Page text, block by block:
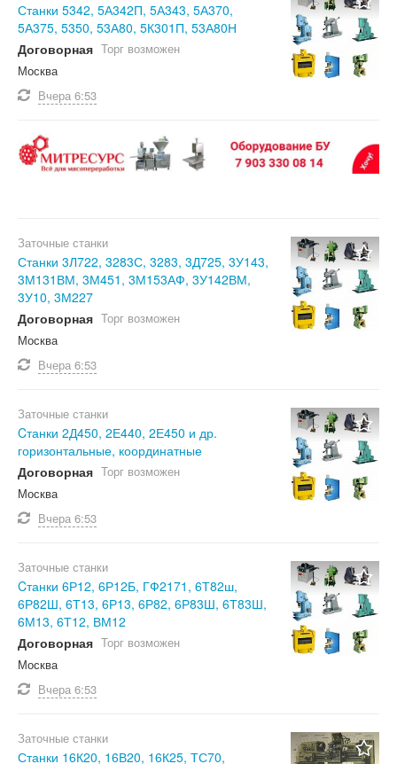
Станки 5342, 5А342П, 5А343, 5А370,
5А375, 5350, 53А80, 5К301П, 53А80Н
Договорная Торг возможен
Москва
Вчера 6:53
Заточные станки
Станки 3Л722, 3283С, 3283, 3Д725, 3У143,
3М131ВМ, 3М451, 3М153АФ, 3У142ВМ,
3У10, 3М227
Договорная Торг возможен
Москва
Вчера 6:53
Заточные станки
Cтанки 2Д450, 2Е440, 2Е450 и др.
горизонтальные, координатные
Договорная Торг возможен
Москва
Вчера 6:53
Заточные станки
Cтанки 6Р12, 6Р12Б, ГФ2171, 6Т82ш,
6Р82Ш, 6Т13, 6Р13, 6Р82, 6Р83Ш, 6Т83Ш,
6М13, 6Т12, ВМ12
Договорная Торг возможен
Москва
Вчера 6:53
Заточные станки
Станки 16К20, 16В20, 16К25, ТС70,